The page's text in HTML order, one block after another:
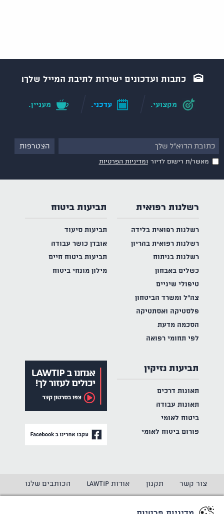
כתבות ועדכונים ישירות לתיבת המייל שלך!
מקצועי. עדכני. מעניין.
מאשר/ת רישום לדיור ומדיניות הפרטיות
רשלנות רפואית
רשלנות רפואית בלידה
רשלנות רפואית בהריון
רשלנות בניתוח
כשלים באבחון
טיפולי שיניים
צה"ל ומשרד הביטחון
פלסטיקה ואסתטיקה
הסכמה מדעת
לפי תחומי רפואה
תביעות ביטוח
תביעות סיעוד
אובדן כושר עבודה
תביעות ביטוח חיים
מילון מונחי ביטוח
תביעות נזיקין
תאונות דרכים
תאונות עבודה
ביטוח לאומי
פורום ביטוח לאומי
צור קשר תקנון אודות LAWTIP הכותבים שלנו